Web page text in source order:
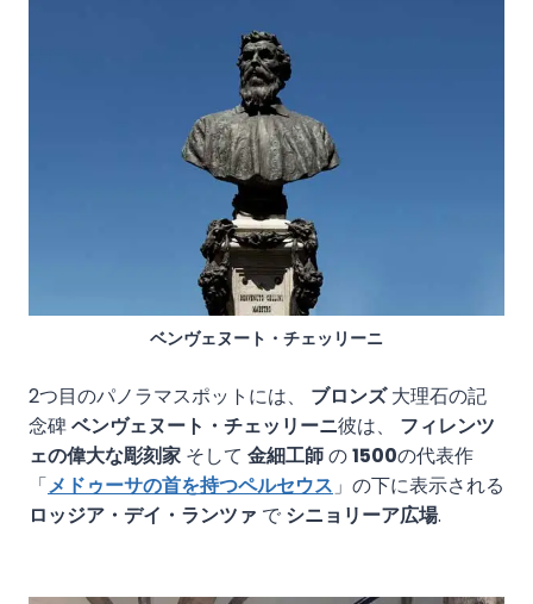
ベンヴェヌート・チェッリーニ
2つ目のパノラマスポットには、 ブロンズ大理石の記
念碑ベンヴェヌート・チェッリーニ彼は、 フィレンツ
ェの偉大な彫刻家 そして 金細工師の1500の代表作
「メドゥーサの首を持つペルセウス 」の下に表示される
ロッジア・デイ・ランツァ で シニョリーア広場.